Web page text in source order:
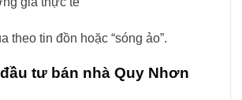
theo tin đồn hoặc “sóng ảo”.
tư bán nhà Quy Nhơn